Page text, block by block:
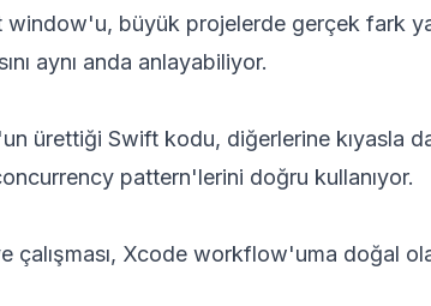
büyük projelerde gerçek fark
aynı anda anlayabiliyor.
ürettiği Swift kodu, diğerlerine kıyasla
pattern'lerini doğru kullanıyor.
çalışması, Xcode workflow'uma doğal